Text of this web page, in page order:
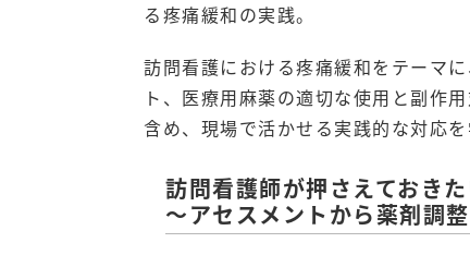
る疼痛緩和の実践。
訪問看護における疼痛緩和をテーマ
ト、医療用麻薬の適切な使用と副作
含め、現場で活かせる実践的な対応を
訪問看護師が押さえておき
～アセスメントから薬剤調